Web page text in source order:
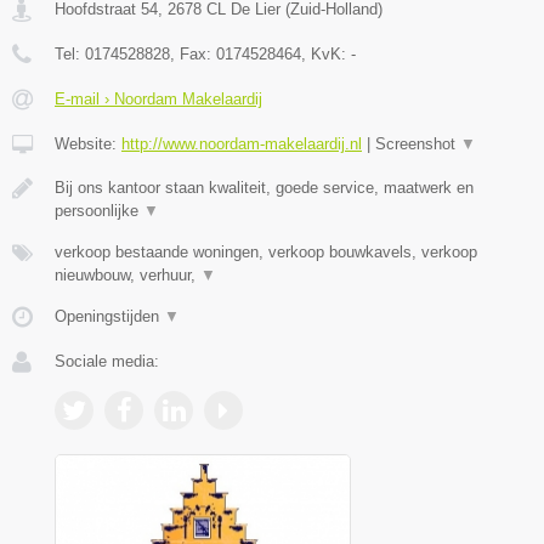
Hoofdstraat 54 2678 CL De Lier (Zuid-Holland)
Tel: 0174528828 , Fax: 0174528464 , KvK: -
E-mail › Noordam Makelaardij
Website: http://www.noordam-makelaardij.nl | Screenshot ▼
Bij ons kantoor staan kwaliteit, goede service, maatwerk en
persoonlijke ▼
verkoop bestaande woningen, verkoop bouwkavels, verkoop
nieuwbouw, verhuur,
▼
Openingstijden ▼
Sociale media: